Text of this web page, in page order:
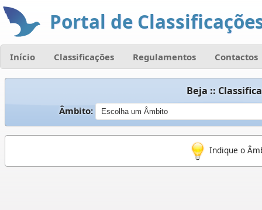
Portal de
Início Classificações Regulamentos Contactos
Beja ::
Âmbito:
Indique o